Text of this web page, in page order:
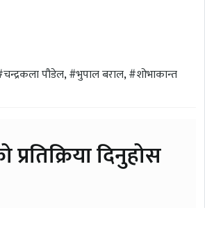
पौडेल,#भुपाल बराल,#शोभाकान्त
प्रतिक्रिया दिनुहोस